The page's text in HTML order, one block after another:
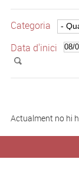
Categoria
Data d'inici
Actualment no hi